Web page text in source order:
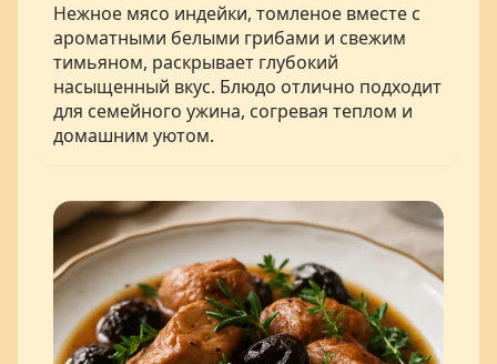
Нежное мясо индейки, томленое вместе с
ароматными белыми грибами и свежим
тимьяном, раскрывает глубокий
насыщенный вкус. Блюдо отлично подходит
для семейного ужина, согревая теплом и
домашним уютом.